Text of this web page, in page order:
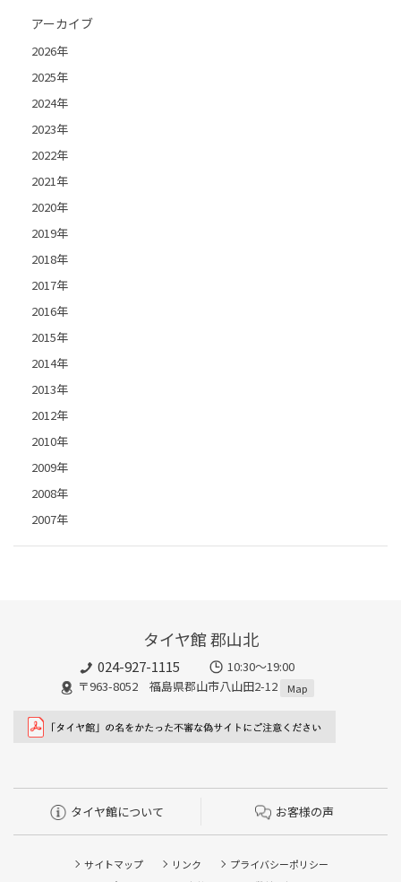
アーカイブ
2026年
2025年
2024年
2023年
2022年
2021年
2020年
2019年
2018年
2017年
2016年
2015年
2014年
2013年
2012年
2010年
2009年
2008年
2007年
タイヤ館 郡山北
024-927-1115
10:30〜19:00
〒963-8052 福島県郡山市八山田2-12
Map
タイヤ館について お客様の声
サイトマップ リンク
プライバシーポリシー